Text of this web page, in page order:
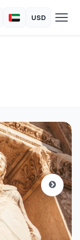
USD